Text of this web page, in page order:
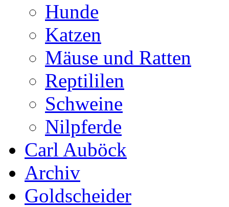
Hunde
Katzen
Mäuse und Ratten
Reptililen
Schweine
Nilpferde
Carl Auböck
Archiv
Goldscheider